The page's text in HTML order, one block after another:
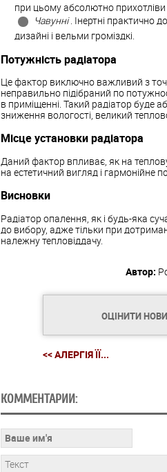
при цьому абсолютно прихотліви
Чавунні. Інертні практично
дизайні і вельми громіздкі.
Потужність радіатора
Це фактор виключно важливий з
неправильно підібраний по
в приміщенні. Такий радіатор буде
зниження вологості, великий
Місце установки радіатора
Даний фактор впливає, як на теплову
на естетичний вигляд і гармонійне
Висновки
Радіатор опалення, як і будь-яка
до вибору, адже тільки при
належну тепловіддачу.
Автор:
ОЦІНИТИ
<< АЛЕРГІЯ ЇЇ...
КОММЕНТАРИИ: